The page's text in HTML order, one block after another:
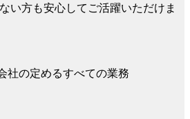
い方も安心してご活躍いただけま
社の定めるすべての業務